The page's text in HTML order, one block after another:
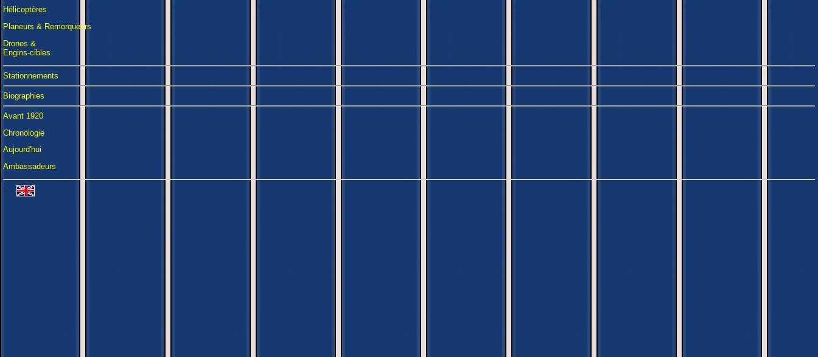
Hélicoptères
Planeurs & Remorqueurs
Drones &
Engins-cibles
Stationnements
Biographies
Avant 1920
Chronologie
Aujourd'hui
Ambassadeurs
>>